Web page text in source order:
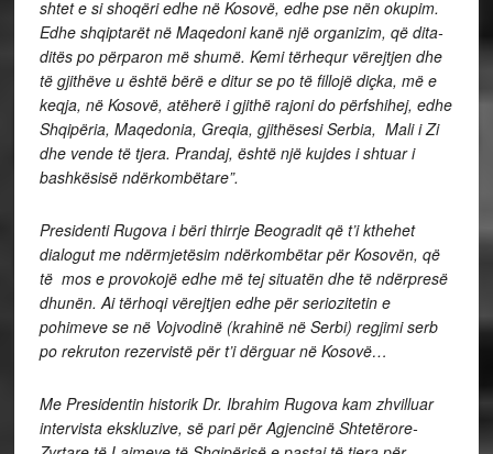
shtet e si shoqëri edhe në Kosovë, edhe pse nën okupim.
Edhe shqiptarët në Maqedoni kanë një organizim, që dita-
ditës po përparon më shumë. Kemi tërhequr vërejtjen dhe
të gjithëve u është bërë e ditur se po të fillojë diçka, më e
keqja, në Kosovë, atëherë i gjithë rajoni do përfshihej, edhe
Shqipëria, Maqedonia, Greqia, gjithësesi Serbia, Mali i Zi
dhe vende të tjera. Prandaj, është një kujdes i shtuar i
bashkësisë ndërkombëtare”.
Presidenti Rugova i bëri thirrje Beogradit që t’i kthehet
dialogut me ndërmjetësim ndërkombëtar për Kosovën, që
të mos e provokojë edhe më tej situatën dhe të ndërpresë
dhunën. Ai tërhoqi vërejtjen edhe për seriozitetin e
pohimeve se në Vojvodinë (krahinë në Serbi) regjimi serb
po rekruton rezervistë për t’i dërguar në Kosovë…
Me Presidentin historik Dr. Ibrahim Rugova kam zhvilluar
intervista ekskluzive, së pari për Agjencinë Shtetërore-